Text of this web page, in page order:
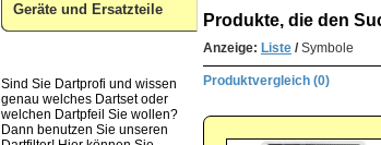
Geräte und Ersatzteile
Sind Sie Dartprofi und wissen
genau welches Dartset oder
welchen Dartpfeil Sie wollen?
Dann benutzen Sie unseren
Produkte, die den
Anzeige: Liste /Symbole
Produktvergleich (0)